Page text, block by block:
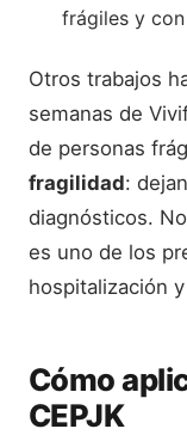
frágiles y
Otros trabajos
semanas de
de personas
fragilidad:
diagnósticos.
es uno de los
hospitalización
Cómo
CEPJK